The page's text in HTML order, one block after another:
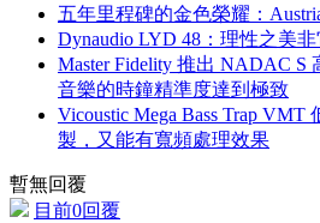
五年里程碑的金色榮耀：
Dynaudio LYD 48：理性之美非
Master Fidelity 推出 NADAC S
音樂的時鐘精準度達到極致
Vicoustic Mega Bass Trap
製，又能有寬頻處理效果
暫無回覆
目前0回覆